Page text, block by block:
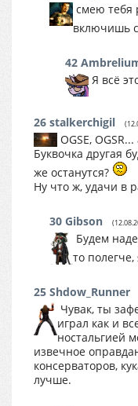
смею тебя
включишь
42
Я всё
26 stalkerchigil
OGSE,
Буквочка другая
же останутся?
Ну что ж, удачи в
30 Gibson
Будем
то
25 Shdow_Runner
Чувак, ты
играл как и
ностальгией
извечное
консерваторов,
лучше.